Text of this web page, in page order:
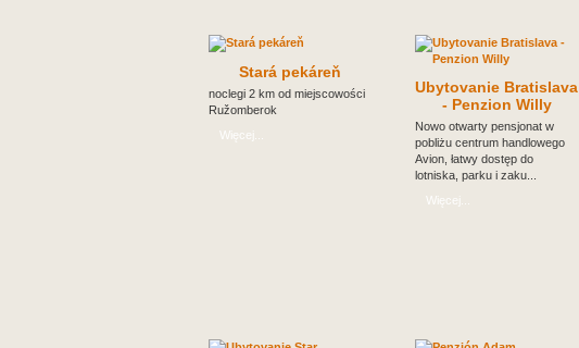
Stará pekáreň
noclegi 2 km od miejscowości
Ružomberok
Więcej...
Ubytovanie Bratislava
- Penzion Willy
Nowo otwarty pensjonat w
pobliżu centrum handlowego
Avion, łatwy dostęp do
lotniska, parku i zaku...
Więcej...